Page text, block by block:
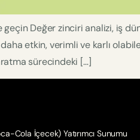
Değer zinciri analizi, iş
etkin, verimli ve karlı
sürecindeki […]
Cola İçecek) Yatırımcı Sunumu